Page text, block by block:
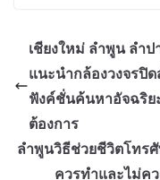
เชียงใหม่ ลำพูน ลำ
แนะนำกล้องวงจรปิ
ฟังค์ชั่นค้นหาอัจฉริ
ต้องการ
ลำพูนวิธีช่วยชีวิตโทร
ควรทำและไม่ค